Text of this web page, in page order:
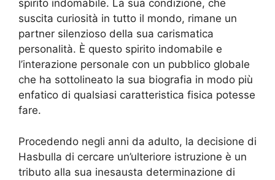
spirito indomabile. La sua condizione, che
suscita curiosità in tutto il mondo, rimane un
partner silenzioso della sua carismatica
personalità. È questo spirito indomabile e
l’interazione personale con un pubblico globale
che ha sottolineato la sua biografia in modo più
enfatico di qualsiasi caratteristica fisica potesse
fare.
Procedendo negli anni da adulto, la decisione di
Hasbulla di cercare un’ulteriore istruzione è un
tributo alla sua inesausta determinazione di